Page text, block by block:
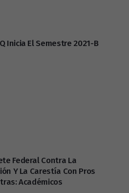
Inicia El Semestre 2021-B
Federal Contra La
Y La Carestía Con Pros
Académicos